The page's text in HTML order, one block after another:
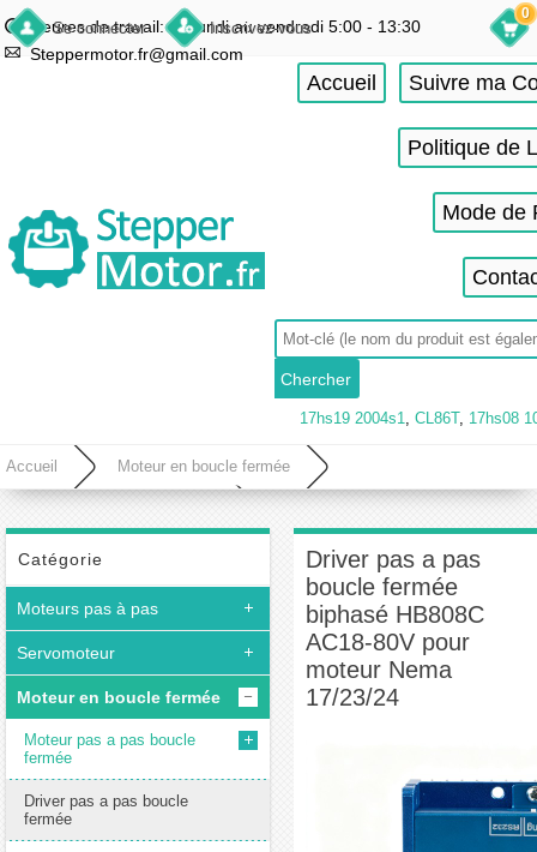
Se connecter Inscrivez-vous
Heures de travail: du lundi au vendredi 5:00 - 13:30
Steppermotor.fr@gmail.com
0
Accueil Suivre ma
Politique de
Mode de
17hs19 2004s1, CL86T, 17hs08
Accueil Moteur en boucle fermée
HB808C AC18-80V pour moteur Nema 17/23/24
Catégorie
Moteurs pas à pas
Servomoteur
Moteur en boucle fermée
Moteur pas a pas boucle
fermée
Driver pas a pas boucle
fermée
Driver pas a pas
boucle fermée
biphasé HB808C
AC18-80V pour
moteur Nema
17/23/24